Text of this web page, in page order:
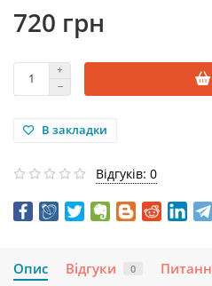
720 грн
В закладки
Відгуків: 0
Опис Відгуки 0